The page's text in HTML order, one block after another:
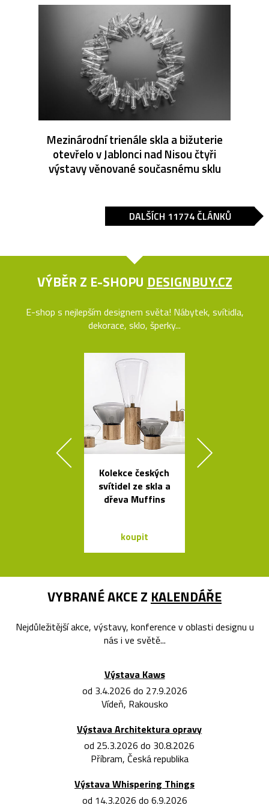
Mezinárodní trienále skla a bižuterie
otevřelo v Jablonci nad Nisou čtyři
výstavy věnované současnému sklu
DALŠÍCH 11774 ČLÁNKŮ
VÝBĚR Z E-SHOPU DESIGNBUY.CZ
E-shop s nejlepším designem světa! Nábytek, svítidla,
dekorace, sklo, šperky...
Kolekce českých
svítidel ze skla a
dřeva Muffins
koupit
VYBRANÉ AKCE Z KALENDÁŘE
Nejdůležitější akce, výstavy, konference v oblasti designu u
nás i ve světě...
Výstava Kaws
od 3.4.2026 do 27.9.2026
Vídeň, Rakousko
Výstava Architektura opravy
od 25.3.2026 do 30.8.2026
Příbram, Česká republika
Výstava Whispering Things
od 14.3.2026 do 6.9.2026